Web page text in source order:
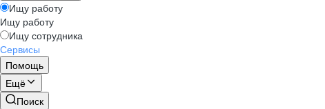
Ищу работу
Ищу работу
Ищу сотрудника
Сервисы
Помощь
Ещё
Поиск